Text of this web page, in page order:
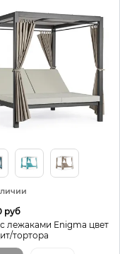
руб
лежаками Enigma цвет
тортора